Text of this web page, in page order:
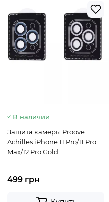
В наличии
Защита камеры Proove
Achilles iPhone 11 Pro/11 Pro
Max/12 Pro Gold
499 грн